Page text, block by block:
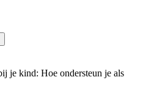
je kind: Hoe ondersteun je als